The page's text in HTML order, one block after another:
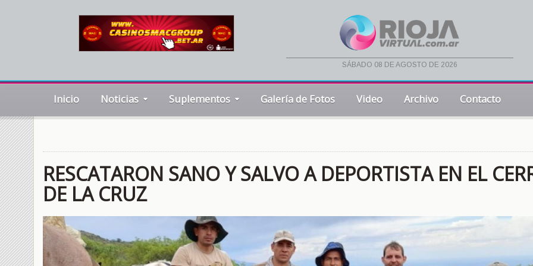
sábado 08 de agosto de 2026
Inicio Noticias Suplementos Galería de Fotos Video Archivo Contacto
RESCATARON SANO Y SALVO A DEPORTISTA EN EL
DE LA CRUZ